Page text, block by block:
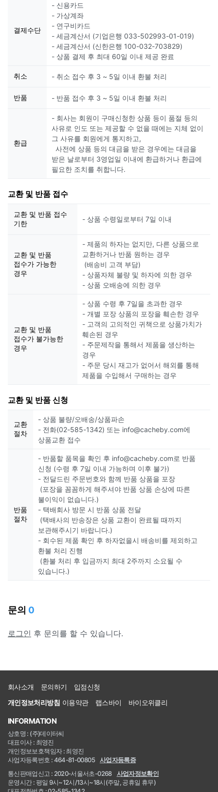
결제수단
- 신용카드
- 가상계좌
- 연구비카드
- 세금계산서 (기업은행 033-502993-01-019)
- 세금계산서 (신한은행 100-032-703829)
- 상품 결제 후 최대 60일 이내 제공 완료
취소 - 취소 접수 후 3 ~ 5일 이내 환불 처리
반품 - 반품 접수 후 3 ~ 5일 이내 환불 처리
환급
- 회사는 회원이 구매신청한 상품 등이 품절 등의
사유로 인도 또는 제공할 수 없을 때에는 지체 없이
그 사유를 회원에게 통지하고,
사전에 상품 등의 대금을 받은 경우에는 대금을
받은 날로부터 3영업일 이내에 환급하거나 환급에
필요한 조치를 취합니다.
교환 및 반품 접수
교환 및 반품 접수
기한
- 상품 수령일로부터 7일 이내
교환 및 반품
접수가 가능한
경우
- 제품의 하자는 없지만, 다른 상품으로
교환하거나 반품 원하는 경우
(배송비 고객 부담)
- 상품자체 불량 및 하자에 의한 경우
- 상품 오배송에 의한 경우
교환 및 반품
접수가 불가능한
경우
- 상품 수령 후 7일을 초과한 경우
- 개별 포장 상품의 포장을 훼손한 경우
- 고객의 고의적인 귀책으로 상품가치가
훼손된 경우
- 주문제작을 통해서 제품을 생산하는
경우
- 주문 당시 재고가 없어서 해외를 통해
제품을 수입해서 구매하는 경우
교환 및 반품 신청
교환
절차
- 상품 불량/오배송/상품파손
- 전화(02-585-1342) 또는 info@cacheby.com에
상품교환 접수
반품
절차
- 반품할 품목을 확인 후 info@cacheby.com로 반품
신청 (수령 후 7일 이내 가능하며 이후 불가)
- 전달드린 주문번호와 함께 반품 상품을 포장
(포장을 꼼꼼하게 해주셔야 반품 상품 손상에 따른
불이익이 없습니다.)
- 택배회사 방문 시 반품 상품 전달
(택배사의 반송장은 상품 교환이 완료될 때까지
보관해주시기 바랍니다.)
- 회수된 제품 확인 후 하자없을시 배송비를 제외하고
환불 처리 진행
(환불 처리 후 입금까지 최대 2주까지 소요될 수
있습니다.)
문의 0
로그인 후 문의를 할 수 있습니다.
회사소개 문의하기
입점신청
개인정보처리방침 이용약관 랩스바이 바이오위클리
INFORMATION
상호명 : (주)데이터씨
대표이사 : 최영진
개인정보보호책임자 : 최영진
사업자등록번호 : 464-81-00805
사업자등록증
통신판매업신고 : 2020-서울서초-0268
사업자정보확인
운영시간 : 평일 9시~12시/13시~18시(주말, 공휴일 휴무)